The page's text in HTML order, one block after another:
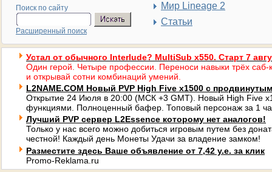
Поиск по сайту
Расширенный поиск
Мир Lineage 2
Статьи
Устал от обычного Interlude? MultiSub x550. Старт 7
Один герой. Четыре профессии. Переноси навыки трёх саб-
и открывай сотни комбинаций умений.
L2NAME.COM Новый PVP High Five x1500 с
Открытие 24 Июля в 20:00 (МСК +3 GMT). Новый High Five
функциями. Полноценный бафер. Топовый персонаж за 1
Лучший PVP сервер L2Essence которому нет аналогов!
Только у нас всего можно добиться игровым путем без
честной! Каждый день Монеты Удачи за владение замком!
Разместите здесь Ваше объявление от 7,42 у.е. за клик
Promo-Reklama.ru